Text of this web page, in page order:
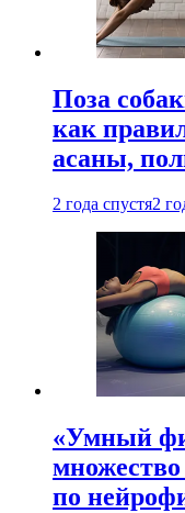
Поза
как
асаны,
2 года спустя2
«Умный
по